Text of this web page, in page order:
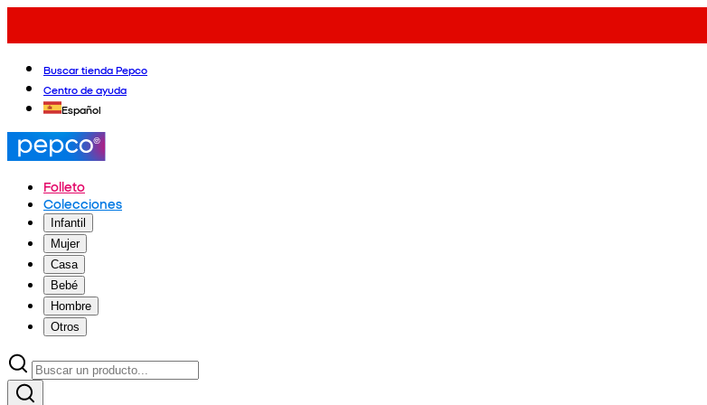
Buscar tienda Pepco
Centro de ayuda
Español
Folleto
Colecciones
Infantil
Mujer
Casa
Bebé
Hombre
Otros